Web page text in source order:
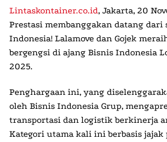
Lintaskontainer.co.id, Jakarta, 20
Prestasi membanggakan datang
Indonesia! Lalamove dan Gojek
bergengsi di ajang Bisnis Indonesia
2025.
Penghargaan ini, yang
oleh Bisnis Indonesia Grup,
transportasi dan logistik berkinerja
Kategori utama kali ini berbasis jajak